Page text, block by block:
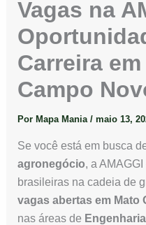
Vagas na
Carreira
Campo
Por Mapa Mania / maio 13,
Se você está em busca
agronegócio, a
brasileiras na cadeia de
vagas abertas em Mato
nas áreas de